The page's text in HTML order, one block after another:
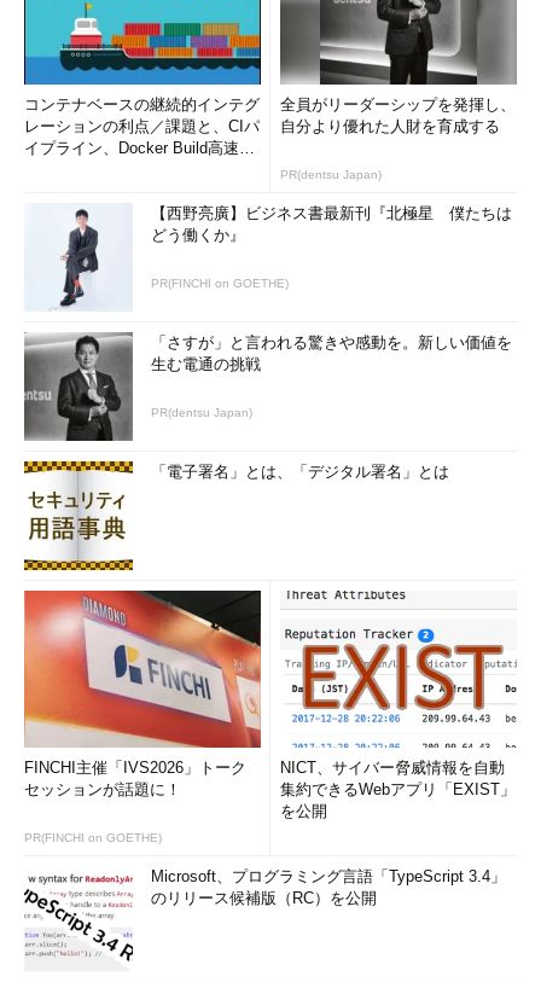
コンテナベースの継続的インテグ
レーションの利点／課題と、CIパ
イプライン、Docker Build高速化
全員がリーダーシップを発揮し、
自分より優れた人財を育成する
PR(dentsu Japan)
【西野亮廣】ビジネス書最新刊『北極星 僕たちは
どう働くか』
PR(FINCHI on GOETHE)
「さすが」と言われる驚きや感動を。新しい価値を
生む電通の挑戦
PR(dentsu Japan)
「電子署名」とは、「デジタル署名」とは
FINCHI主催「IVS2026」トーク
セッションが話題に！
PR(FINCHI on GOETHE)
NICT、サイバー脅威情報を自動
集約できるWebアプリ「EXIST」
を公開
Microsoft、プログラミング言語「TypeScript 3.4」
のリリース候補版（RC）を公開